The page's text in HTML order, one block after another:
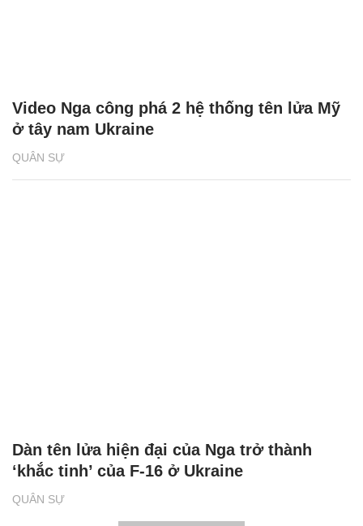
QUÂN SỰ
Video Nga công phá 2 hệ thống tên lửa Mỹ
ở tây nam Ukraine
QUÂN SỰ
Dàn tên lửa hiện đại của Nga trở thành
‘khắc tinh’ của F-16 ở Ukraine